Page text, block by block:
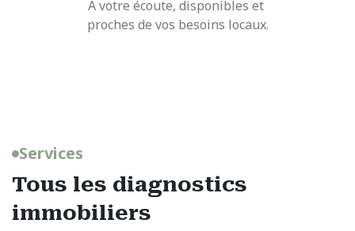
À votre écoute, disponibles et
proches de vos besoins locaux.
Services
Tous les diagnostics
immobiliers